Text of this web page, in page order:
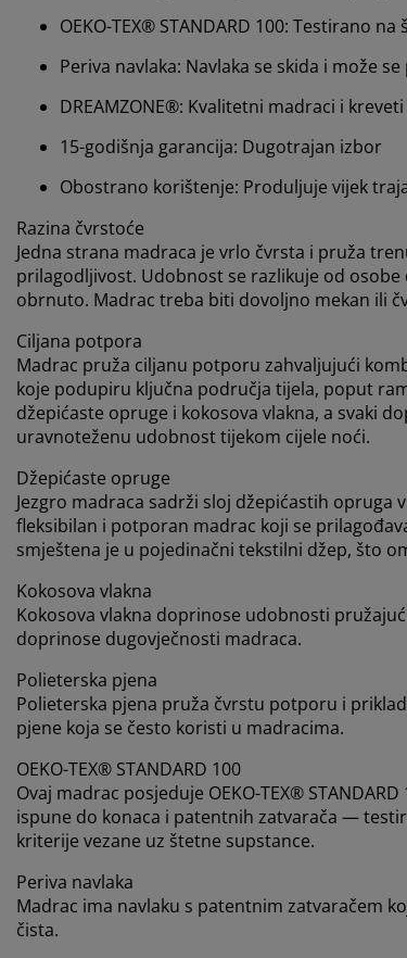
OEKO-TEX® STANDARD 100: Testirano
Periva navlaka: Navlaka se skida i može se
DREAMZONE®: Kvalitetni madraci i
15-godišnja garancija: Dugotrajan izbor
Obostrano korištenje: Produljuje vijek
Razina čvrstoće
Jedna strana madraca je vrlo čvrsta i pruža
prilagodljivost. Udobnost se razlikuje od
obrnuto. Madrac treba biti dovoljno mekan ili
Ciljana potpora
Madrac pruža ciljanu potporu zahvaljujući
koje podupiru ključna područja tijela, poput
džepićaste opruge i kokosova vlakna, a svaki
uravnoteženu udobnost tijekom cijele noći.
Džepićaste opruge
Jezgro madraca sadrži sloj džepićastih opruga
fleksibilan i potporan madrac koji se
smještena je u pojedinačni tekstilni džep, što
Kokosova vlakna
Kokosova vlakna doprinose udobnosti
doprinose dugovječnosti madraca.
Polieterska pjena
Polieterska pjena pruža čvrstu potporu i
pjene koja se često koristi u madracima.
OEKO-TEX® STANDARD 100
Ovaj madrac posjeduje OEKO-TEX®
ispune do konaca i patentnih zatvarača —
kriterije vezane uz štetne supstance.
Periva navlaka
Madrac ima navlaku s patentnim zatvaračem
čista.